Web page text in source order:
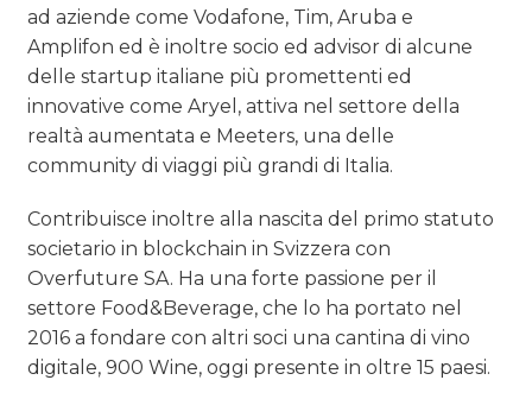
ad aziende come Vodafone, Tim, Aruba e
Amplifon ed è inoltre socio ed advisor di alcune
delle startup italiane più promettenti ed
innovative come Aryel, attiva nel settore della
realtà aumentata e Meeters, una delle
community di viaggi più grandi di Italia.
Contribuisce inoltre alla nascita del primo statuto
societario in blockchain in Svizzera con
Overfuture SA. Ha una forte passione per il
settore Food&Beverage, che lo ha portato nel
2016 a fondare con altri soci una cantina di vino
digitale, 900 Wine, oggi presente in oltre 15 paesi.